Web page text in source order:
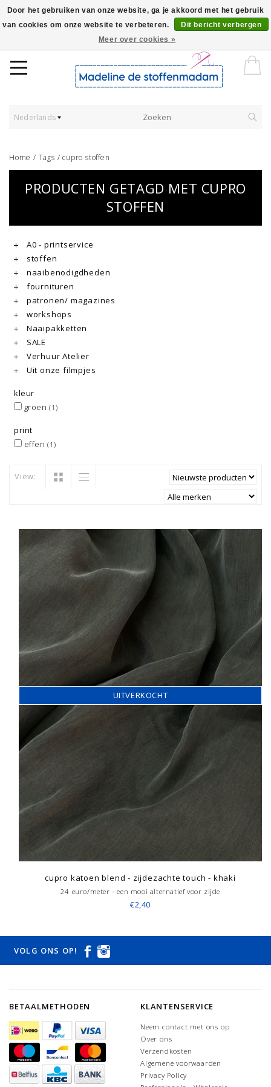
Worldwide Shipping - Onze stoffen worden verkocht per 10 cm.
Nederlands
Home / Tags /cupro stoffen
PRODUCTEN GETAGD MET CUPRO
STOFFEN
A0 - printservice
stoffen
naaibenodigdheden
fournituren
patronen/ magazines
workshops
Naaipakketten
SALE
Verhuur Atelier
Uit onze filmpjes
kleur
groen(1)
print
effen(1)
View:
UITVERKOCHT
cupro katoen blend - zijdezachte touch - khaki
24 euro/meter - een mooi alternatief voor zijde
€2,40
VOLG ONS OP!
BETAALMETHODEN KLANTENSERVICE
Neem contact met ons op
Over ons
Verzendkosten
Algemene voorwaarden
Privacy Policy
Door het gebruiken van onze website, ga je akkoord met het gebruik
van cookies om onze website te verbeteren.
Dit bericht verbergen
Meer over cookies »